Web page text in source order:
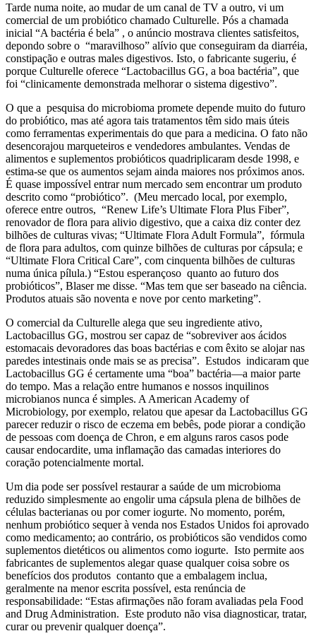
Tarde numa noite, ao mudar de um canal de TV a outro, vi um
comercial de um probiótico chamado Culturelle. Pós a chamada
inicial “A bactéria é bela” , o anúncio mostrava clientes satisfeitos,
depondo sobre o “maravilhoso” alívio que conseguiram da diarréia,
constipação e outras males digestivos. Isto, o fabricante sugeriu, é
porque Culturelle oferece “Lactobacillus GG, a boa bactéria”, que
foi “clinicamente demonstrada melhorar o sistema digestivo”.
O que a pesquisa do microbioma promete depende muito do futuro
do probiótico, mas até agora tais tratamentos têm sido mais úteis
como ferramentas experimentais do que para a medicina. O fato não
desencorajou marqueteiros e vendedores ambulantes. Vendas de
alimentos e suplementos probióticos quadriplicaram desde 1998, e
estima-se que os aumentos sejam ainda maiores nos próximos anos.
É quase impossível entrar num mercado sem encontrar um produto
descrito como “probiótico”. (Meu mercado local, por exemplo,
oferece entre outros, “Renew Life’s Ultimate Flora Plus Fiber”,
renovador de flora para alivio digestivo, que a caixa diz conter dez
bilhões de culturas vivas; “Ultimate Flora Adult Formula”, fórmula
de flora para adultos, com quinze bilhões de culturas por cápsula; e
“Ultimate Flora Critical Care”, com cinquenta bilhões de culturas
numa única pílula.) “Estou esperançoso quanto ao futuro dos
probióticos”, Blaser me disse. “Mas tem que ser baseado na ciência.
Produtos atuais são noventa e nove por cento marketing”.
O comercial da Culturelle alega que seu ingrediente ativo,
Lactobacillus GG, mostrou ser capaz de “sobreviver aos ácidos
estomacais devoradores das boas bactérias e com êxito se alojar nas
paredes intestinais onde mais se as precisa”. Estudos indicaram que
Lactobacillus GG é certamente uma “boa” bactéria—a maior parte
do tempo. Mas a relação entre humanos e nossos inquilinos
microbianos nunca é simples. A American Academy of
Microbiology, por exemplo, relatou que apesar da Lactobacillus GG
parecer reduzir o risco de eczema em bebês, pode piorar a condição
de pessoas com doença de Chron, e em alguns raros casos pode
causar endocardite, uma inflamação das camadas interiores do
coração potencialmente mortal.
Um dia pode ser possível restaurar a saúde de um microbioma
reduzido simplesmente ao engolir uma cápsula plena de bilhões de
células bacterianas ou por comer iogurte. No momento, porém,
nenhum probiótico sequer à venda nos Estados Unidos foi aprovado
como medicamento; ao contrário, os probióticos são vendidos como
suplementos dietéticos ou alimentos como iogurte. Isto permite aos
fabricantes de suplementos alegar quase qualquer coisa sobre os
benefícios dos produtos contanto que a embalagem inclua,
geralmente na menor escrita possível, esta renúncia de
responsabilidade: “Estas afirmações não foram avaliadas pela Food
and Drug Administration. Este produto não visa diagnosticar, tratar,
curar ou prevenir qualquer doença”.